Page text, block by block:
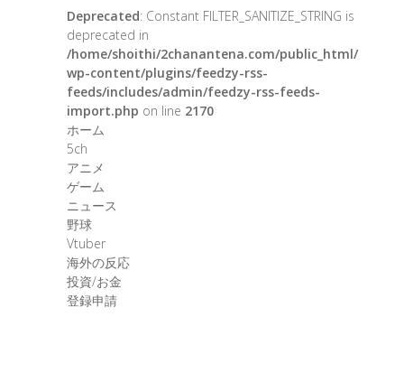
Deprecated: Constant FILTER_SANITIZE_STRING is
deprecated in
/home/shoithi/2chanantena.com/public_html/
wp-content/plugins/feedzy-rss-
feeds/includes/admin/feedzy-rss-feeds-
import.php on line 2170
ホーム
5ch
アニメ
ゲーム
ニュース
野球
Vtuber
海外の反応
投資/お金
登録申請